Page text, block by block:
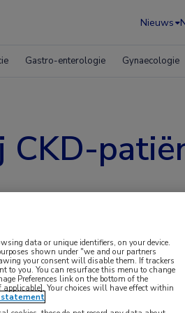
Nieuws
Gastro-enterologie Gynaecologie
CKD-
het UMCG,
data or unique identifiers, on your device.
shown under "we and our partners
your consent will disable them. If trackers
to you. You can resurface this menu to change
Preferences link on the bottom of the
Your choices will have effect within
statement